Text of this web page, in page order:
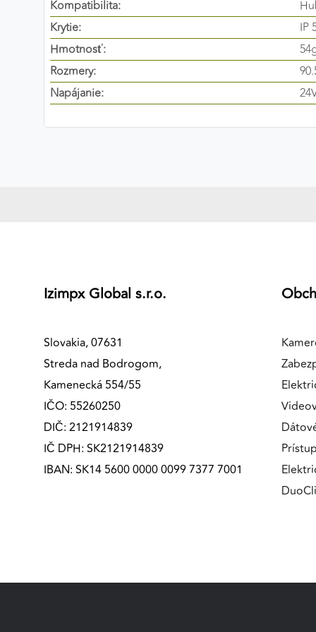
Kompatibilita:
Krytie:
IP
Hmotnosť:
Rozmery:
Napájanie:
Izimpx Global s.r.o.
Slovakia, 07631
Streda nad Bodrogom,
Kamenecká 554/55
IČO: 55260250
DIČ: 2121914839
IČ DPH: SK2121914839
IBAN: SK14 5600 0000 0099 7377 7001
Preferenčné cookies
ANALYTICKÉ COOKIES
Analytické cookies nám umožňujú meranie výkonu
MARKETINGOVÉ COOKIES
Marketingové cookies sa používajú na sledovanie
Umožňujú nám a našim partnerom zobrazovať cielenú
relevantnú reklamu, a to na našom webe aj v
reklamných sieťach tretích strán.